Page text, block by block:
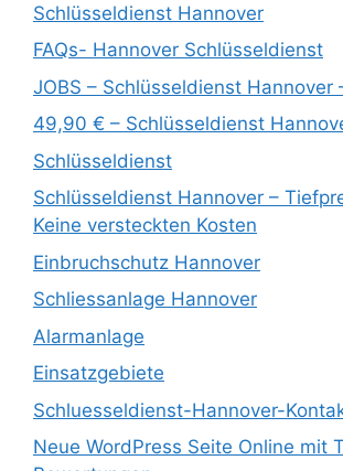
Schlüsseldienst Hannover
FAQs- Hannover Schlüsseldienst
JOBS – Schlüsseldienst Hannover
49,90 € – Schlüsseldienst
Schlüsseldienst
Schlüsseldienst Hannover –
Keine versteckten Kosten
Einbruchschutz Hannover
Schliessanlage Hannover
Alarmanlage
Einsatzgebiete
Schluesseldienst-Hannover-
Neue WordPress Seite Online mit